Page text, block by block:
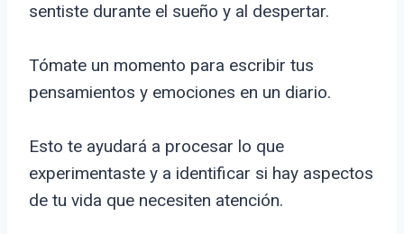
sentiste durante el sueño y al despertar.
Tómate un momento para escribir tus
pensamientos y emociones en un diario.
Esto te ayudará a procesar lo que
experimentaste y a identificar si hay aspectos
de tu vida que necesiten atención.